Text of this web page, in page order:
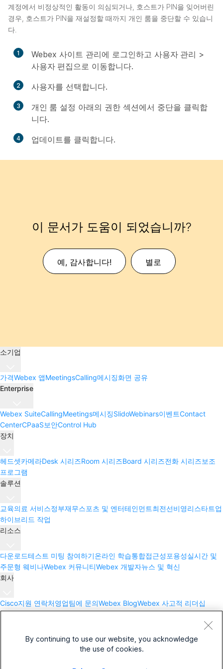
계정에서 비정상적인 활동이 의심되거나, 호스트가 PIN을 잊어버린
경우, 호스트가 PIN을 재설정할 때까지 개인 룸을 중단할 수 있습니
다.
1 Webex 사이트 관리에 로그인하고 사용자 관리 >
사용자 편집 으로 이동합니다.
2 사용자를 선택합니다.
3 개인 룸 설정 아래의 권한 섹션에서 중단을 클릭합
니다.
4 업데이트 를 클릭합니다.
이 문서가 도움이 되었습니까?
예, 감사합니다! 별로
소기업
가격Webex 앱MeetingsCalling메시징화면 공유
Enterprise
Webex SuiteCallingMeetings메시징SlidoWebinars이벤트Contact
CenterCPaaS보안Control Hub
장치
헤드셋카메라Desk 시리즈Room 시리즈Board 시리즈전화 시리즈보조
프로그램
솔루션
교육의료 서비스정부재무스포츠 및 엔터테인먼트최전선비영리스타트업
하이브리드 작업
리소스
다운로드테스트 미팅 참여하기온라인 학습통합접근성 포용성실시간 및
주문형 웨비나Webex 커뮤니티Webex 개발자뉴스 및 혁신
회사
Cisco지원 연락처영업팀에 문의Webex BlogWebex 사고적 리더십
Webex Merch 스토어경력
By continuing to use our website, you acknowledge
the use of cookies.